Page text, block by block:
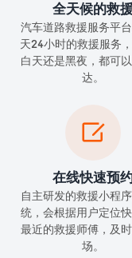
全天候的救
汽车道路救援服务平
天24小时的救援服务
白天还是黑夜，都可
达。

在线快速预
自主研发的救援小程
统，会根据用户定位
最近的救援师傅，及
场。